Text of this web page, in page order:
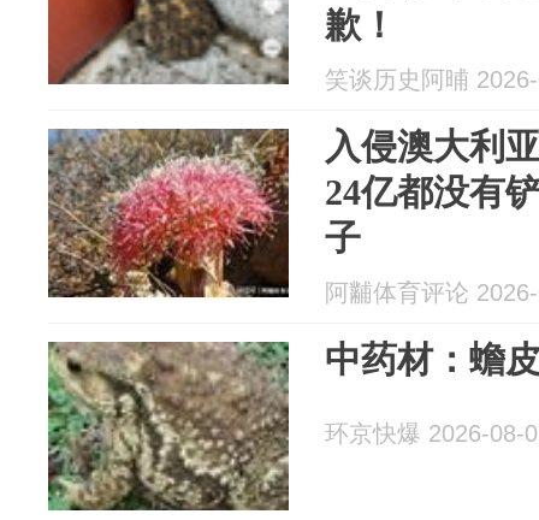
歉！
笑谈历史阿晡
入侵澳大利
24亿都没有
子
阿黼体育评论
中药材：蟾
环京快爆 2026-08-